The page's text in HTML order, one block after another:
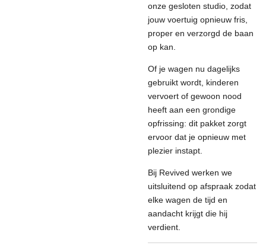
onze gesloten studio, zodat
jouw voertuig opnieuw fris,
proper en verzorgd de baan
op kan.
Of je wagen nu dagelijks
gebruikt wordt, kinderen
vervoert of gewoon nood
heeft aan een grondige
opfrissing: dit pakket zorgt
ervoor dat je opnieuw met
plezier instapt.
Bij Revived werken we
uitsluitend op afspraak zodat
elke wagen de tijd en
aandacht krijgt die hij
verdient.